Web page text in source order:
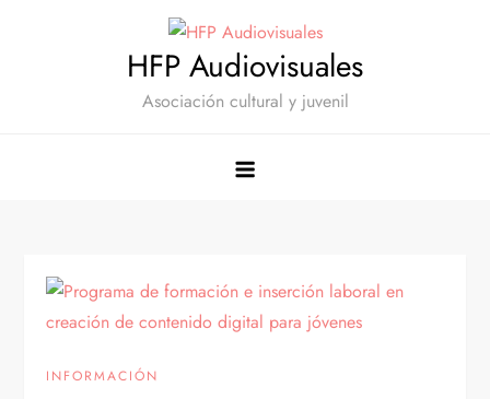
HFP Audiovisuales
Asociación cultural y juvenil
INFORMACIÓN